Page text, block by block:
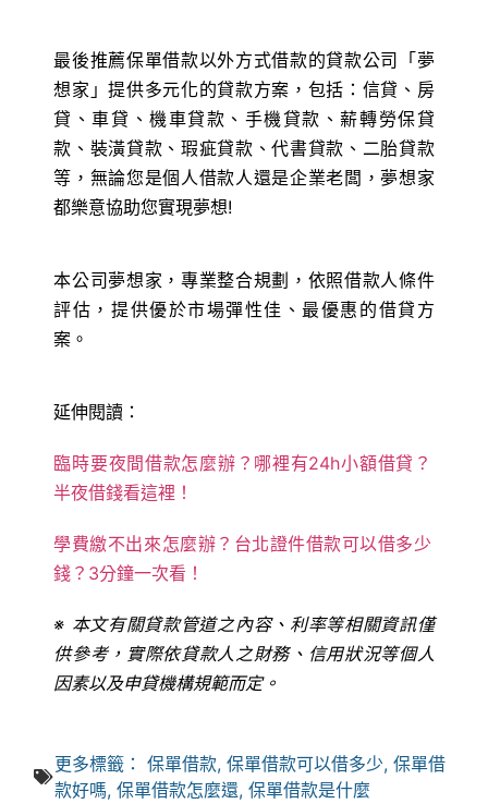
最後推薦保單借款以外方式借款的貸款公司「夢
想家」提供多元化的貸款方案，包括：信貸、房
貸、車貸、機車貸款、手機貸款、薪轉勞保貸
款、裝潢貸款、瑕疵貸款、代書貸款、二胎貸款
等，無論您是個人借款人還是企業老闆，夢想家
都樂意協助您實現夢想!
本公司夢想家，專業整合規劃，依照借款人條件
評估，提供優於市場彈性佳、最優惠的借貸方
案。
延伸閱讀：
臨時要夜間借款怎麼辦？哪裡有24h小額借貸？
半夜借錢看這裡！
學費繳不出來怎麼辦？台北證件借款可以借多少
錢？3分鐘一次看！
※ 本文有關貸款管道之內容、利率等相關資訊僅
供參考，實際依貸款人之財務、信用狀況等個人
因素以及申貸機構規範而定。
更多標籤： 保單借款,保單借款可以借多少,保單借
款好嗎,保單借款怎麼還,保單借款是什麼